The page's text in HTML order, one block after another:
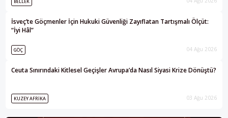
İsveç’te Göçmenler İçin Hukuki Güvenliği Zayıflatan Tartışmalı Ölçüt:
“İyi Hâl”
GÖÇ 04 Ağu 2026
Ceuta Sınırındaki Kitlesel Geçişler Avrupa’da Nasıl Siyasi Krize Dönüştü?
KUZEY AFRIKA 03 Ağu 2026